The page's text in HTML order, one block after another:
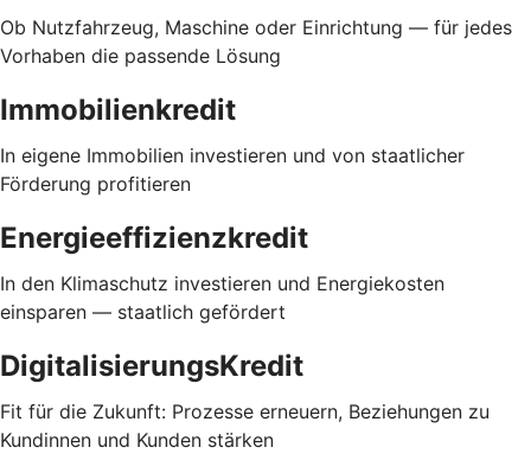
Ob Nutzfahrzeug, Maschine oder Einrichtung — für jedes
Vorhaben die passende Lösung
Immobilienkredit
In eigene Immobilien investieren und von staatlicher
Förderung profitieren
Energieeffizienzkredit
In den Klimaschutz investieren und Energiekosten
einsparen — staatlich gefördert
DigitalisierungsKredit
Fit für die Zukunft: Prozesse erneuern, Beziehungen zu
Kundinnen und Kunden stärken